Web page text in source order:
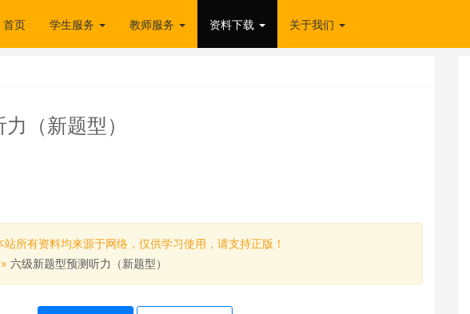
首页 学生服务 教师服务 资料下载 关于我们
（新题型）
所有资料均来源于网络，仅供学习使用，请支持正版！
» 六级新题型预测听力（新题型）